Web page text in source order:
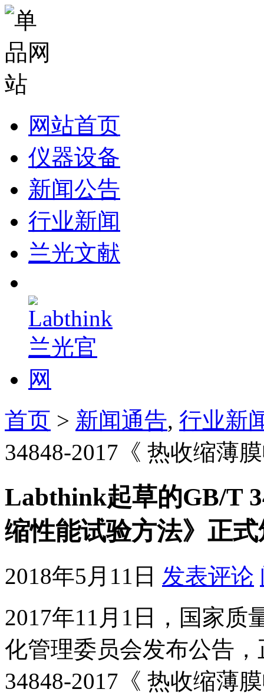
网站首页
仪器设备
新闻公告
行业新闻
兰光文献
首页 > 新闻通告, 行业新
34848-2017《 热收缩薄
Labthink起草的GB/T
缩性能试验方法》正
2018年5月11日 发表评论
2017年11月1日，国家质
化管理委员会发布公告
34848-2017《 热收缩薄